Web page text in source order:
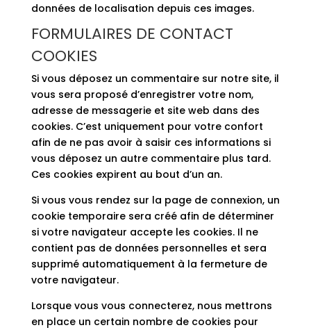
données de localisation depuis ces images.
FORMULAIRES DE CONTACT
COOKIES
Si vous déposez un commentaire sur notre site, il
vous sera proposé d’enregistrer votre nom,
adresse de messagerie et site web dans des
cookies. C’est uniquement pour votre confort
afin de ne pas avoir à saisir ces informations si
vous déposez un autre commentaire plus tard.
Ces cookies expirent au bout d’un an.
Si vous vous rendez sur la page de connexion, un
cookie temporaire sera créé afin de déterminer
si votre navigateur accepte les cookies. Il ne
contient pas de données personnelles et sera
supprimé automatiquement à la fermeture de
votre navigateur.
Lorsque vous vous connecterez, nous mettrons
en place un certain nombre de cookies pour